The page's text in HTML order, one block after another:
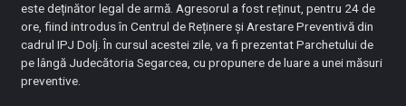
este deținător legal de armă. Agresorul a fost reținut, pentru 24 de
ore, fiind introdus în Centrul de Reținere și Arestare Preventivă din
cadrul IPJ Dolj. În cursul acestei zile, va fi prezentat Parchetului de
pe lângă Judecătoria Segarcea, cu propunere de luare a unei măsuri
preventive.